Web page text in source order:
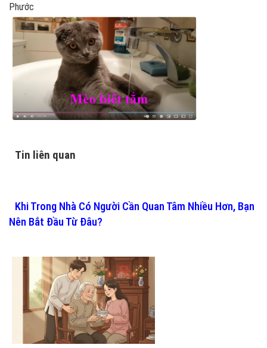
Phước
Tin liên quan
Khi Trong Nhà Có Người Cần Quan Tâm Nhiều Hơn, Bạn
Nên Bắt Đầu Từ Đâu?